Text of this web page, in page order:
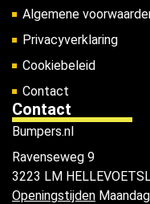
Algemene
Privacyverklaring
Cookiebeleid
Contact
Contact
Bumpers.nl
Ravenseweg 9
3223 LM
Openingstijden